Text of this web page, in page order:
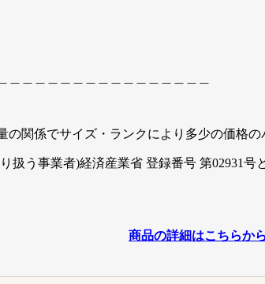
関係でサイズ・ランクにより多少の価格の
扱う事業者)経済産業省 登録番号 第02931
商品の詳細はこちらか